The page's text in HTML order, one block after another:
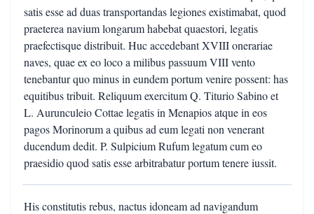
satis esse ad duas transportandas legiones existimabat, quod
praeterea navium longarum habebat quaestori, legatis
praefectisque distribuit. Huc accedebant XVIII onerariae
naves, quae ex eo loco a milibus passuum VIII vento
tenebantur quo minus in eundem portum venire possent: has
equitibus tribuit. Reliquum exercitum Q. Titurio Sabino et
L. Aurunculeio Cottae legatis in Menapios atque in eos
pagos Morinorum a quibus ad eum legati non venerant
ducendum dedit. P. Sulpicium Rufum legatum cum eo
praesidio quod satis esse arbitrabatur portum tenere iussit.
His constitutis rebus, nactus idoneam ad navigandum